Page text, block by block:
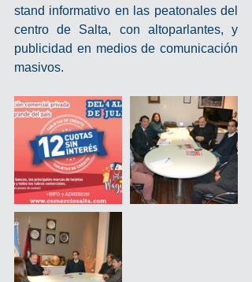
stand informativo en las peatonales del
centro de Salta, con altoparlantes, y
publicidad en medios de comunicación
masivos.